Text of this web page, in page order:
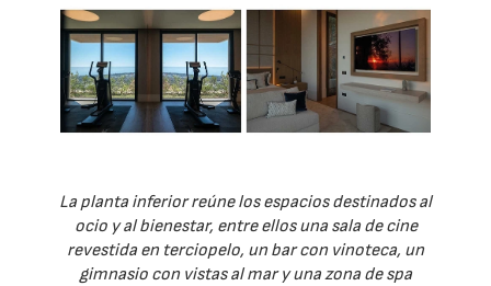
La planta inferior reúne los espacios destinados al
ocio y al bienestar, entre ellos una sala de cine
revestida en terciopelo, un bar con vinoteca, un
gimnasio con vistas al mar y una zona de spa